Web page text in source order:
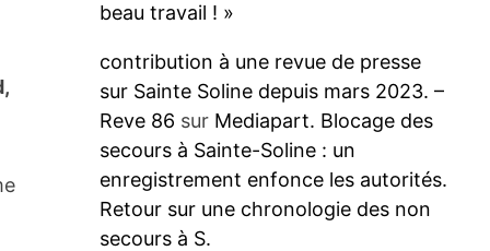
beau travail ! »
contribution à une revue de presse
sur Sainte Soline depuis mars 2023. –
Reve 86 sur Mediapart. Blocage des
secours à Sainte-Soline : un
enregistrement enfonce les autorités.
Retour sur une chronologie des non
secours à S.